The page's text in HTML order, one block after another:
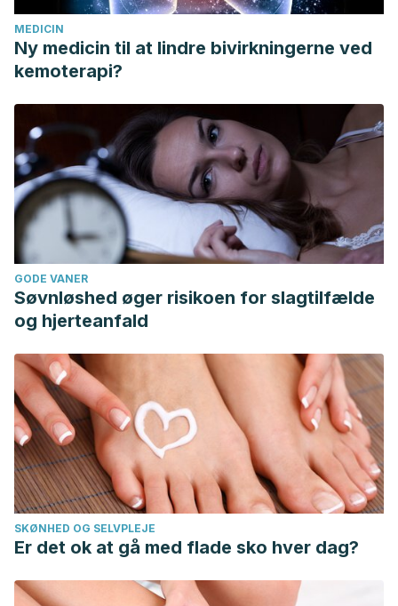
MEDICIN
Ny medicin til at lindre bivirkningerne ved
kemoterapi?
GODE VANER
Søvnløshed øger risikoen for slagtilfælde
og hjerteanfald
SKØNHED OG SELVPLEJE
Er det ok at gå med flade sko hver dag?